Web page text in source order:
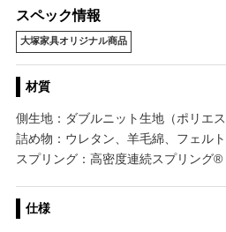
スペック情報
大塚家具オリジナル商品
材質
側生地：ダブルニット生地（ポリエス
詰め物：ウレタン、羊毛綿、フェル
スプリング：高密度連続スプリング®
仕様